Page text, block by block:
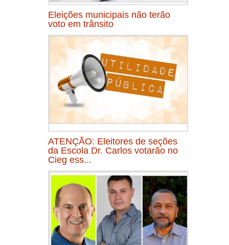
Eleições municipais não terão
voto em trânsito
ATENÇÃO: Eleitores de seções
da Escola Dr. Carlos votarão no
Cieg ess...